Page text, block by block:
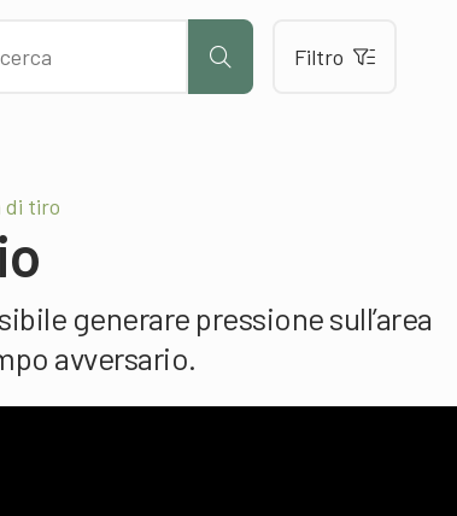
Filtro
di tiro
generare pressione sull’area
avversario.